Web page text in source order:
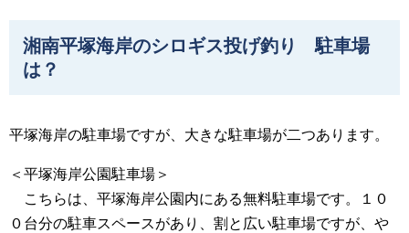
湘南平塚海岸のシロギス投げ釣り 駐車場
は？
平塚海岸の駐車場ですが、大きな駐車場が二つあります。
＜平塚海岸公園駐車場＞
こちらは、平塚海岸公園内にある無料駐車場です。１０
０台分の駐車スペースがあり、割と広い駐車場ですが、や